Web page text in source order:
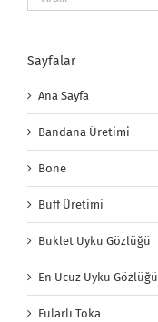
Sayfalar
Ana Sayfa
Bandana Üretimi
Bone
Buff Üretimi
Buklet Uyku Gözlüğü
En Ucuz Uyku Gözlüğü
Fularlı Toka